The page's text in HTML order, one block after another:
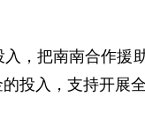
把南南合作援
投入，支持开展